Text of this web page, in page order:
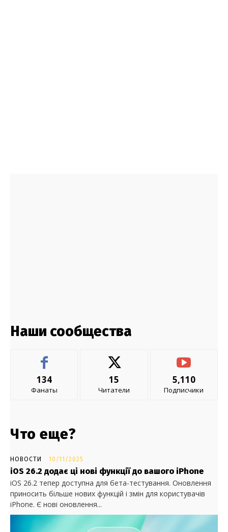
Наши сообщества
134
Фанаты
15
Читатели
5,110
Подписчики
Что еще?
НОВОСТИ 10/11/2025
iOS 26.2 додає ці нові функції до вашого iPhone
iOS 26.2 тепер доступна для бета-тестування. Оновлення
приносить більше нових функцій і змін для користувачів
iPhone. Є нові оновлення...